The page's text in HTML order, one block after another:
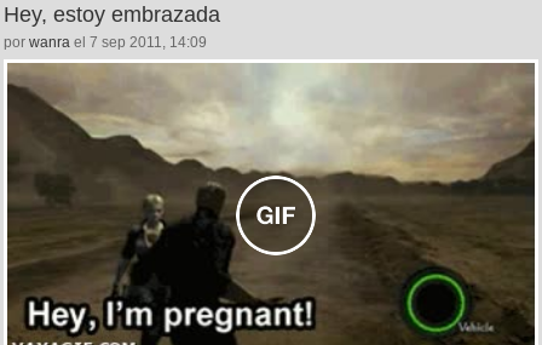
Hey, estoy embrazada
por wanra el 7 sep 2011, 14:09